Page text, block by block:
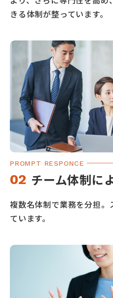
きる体制が整っています。
PROMPT RESPONCE
02 チーム体制に
複数名体制で業務を分担
ています。